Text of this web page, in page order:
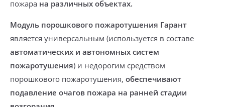
пожара на различных объектах.
Модуль порошкового пожаротушения Гарант
является универсальным (используется в составе
автоматических и автономных систем
пожаротушения) и недорогим средством
порошкового пожаротушения, обеспечивают
подавление очагов пожара на ранней стадии